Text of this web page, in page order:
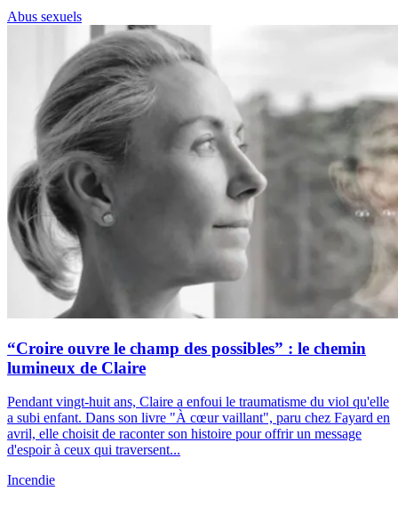
Abus sexuels
“Croire ouvre le champ des possibles” : le chemin
lumineux de Claire
Pendant vingt-huit ans, Claire a enfoui le traumatisme du viol qu'elle
a subi enfant. Dans son livre "À cœur vaillant", paru chez Fayard en
avril, elle choisit de raconter son histoire pour offrir un message
d'espoir à ceux qui traversent...
Incendie